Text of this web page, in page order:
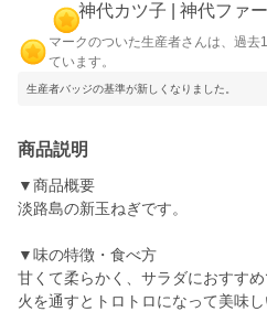
神代カツ子 | 神代ファ
マークのついた生産者さんは、過
ています。
生産者バッジの基準が新しくなりました。
商品説明
▼商品概要
淡路島の新玉ねぎです。
▼味の特徴・食べ方
甘くて柔らかく、サラダにおすすめ
火を通すとトロトロになって美味し